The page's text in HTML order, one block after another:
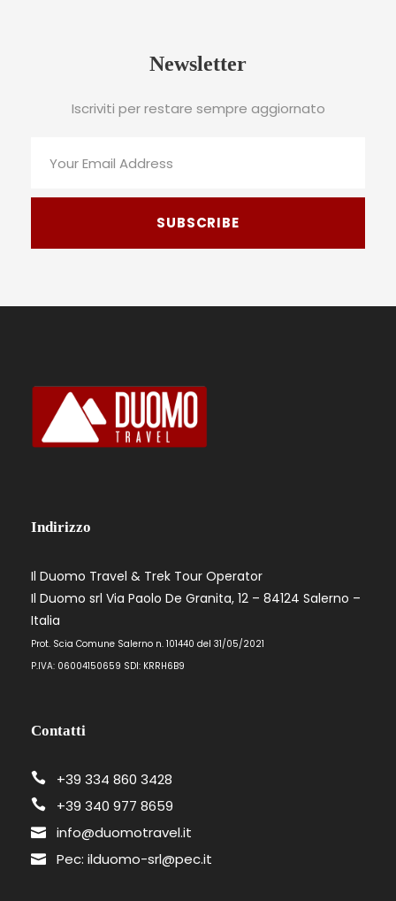
Newsletter
Iscriviti per restare sempre aggiornato
Indirizzo
Il Duomo Travel & Trek Tour Operator
Il Duomo srl Via Paolo De Granita, 12 – 84124 Salerno –
Italia
Prot. Scia Comune Salerno n. 101440 del 31/05/2021
P.IVA: 06004150659 SDI: KRRH6B9
Contatti
+39 334 860 3428
+39 340 977 8659
info@duomotravel.it
Pec: ilduomo-srl@pec.it